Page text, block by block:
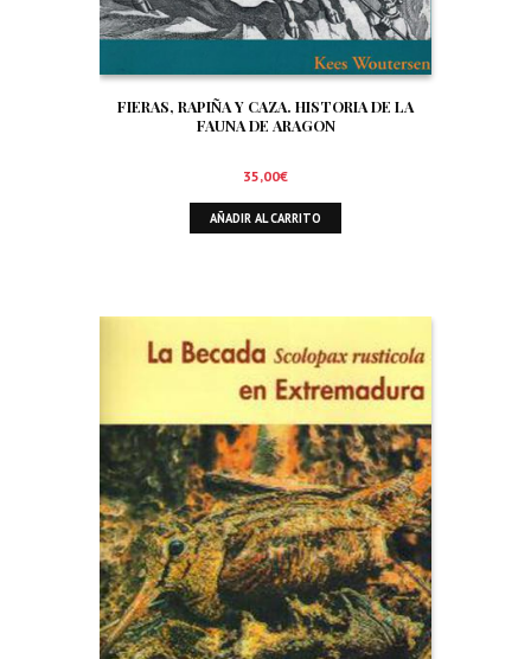
FIERAS, RAPIÑA Y CAZA. HISTORIA DE LA
FAUNA DE ARAGON
35,00€
AÑADIR AL CARRITO